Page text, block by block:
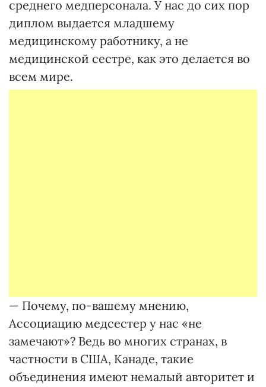
среднего медперсонала. У нас до сих пор
диплом выдается младшему
медицинскому работнику, а не
медицинской сестре, как это делается во
всем мире.
— Почему, по-вашему мнению,
Ассоциацию медсестер у нас «не
замечают»? Ведь во многих странах, в
частности в США, Ка­наде, такие
объединения имеют немалый авторитет и